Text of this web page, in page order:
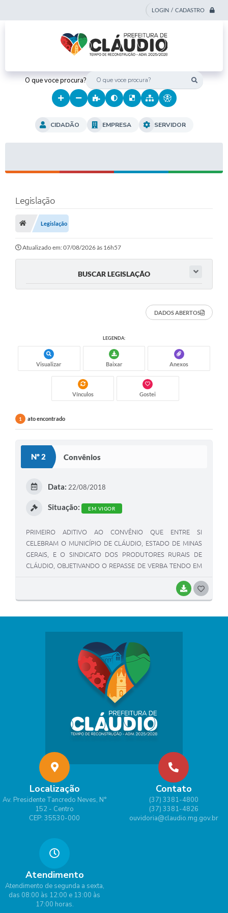
LOGIN / CADASTRO
O que voce procura?
CIDADÃO EMPRESA SERVIDOR
Legislação
Legislação
Atualizado em: 07/08/2026 às 16h57
BUSCAR LEGISLAÇÃO
DADOS ABERTOS
LEGENDA:
Visualizar Baixar Anexos
Vínculos Gostei
1 ato encontrado
Nº 2 Convênios
BAIXAR
Data: 22/08/2018
Situação: EM VIGOR
PRIMEIRO ADITIVO AO CONVÊNIO QUE ENTRE SI
CELEBRAM O MUNICÍPIO DE CLÁUDIO, ESTADO DE MINAS
GERAIS, E O SINDICATO DOS PRODUTORES RURAIS DE
CLÁUDIO, OBJETIVANDO O REPASSE DE VERBA TENDO EM
Localização
Av. Presidente Tancredo Neves, N°
152 - Centro
CEP: 35530-000
Contato
(37) 3381-4800
(37) 3381-4826
ouvidoria@claudio.mg.gov.br
Atendimento
Atendimento de segunda a sexta,
das 08:00 às 12:00 e 13:00 às
17:00 horas.